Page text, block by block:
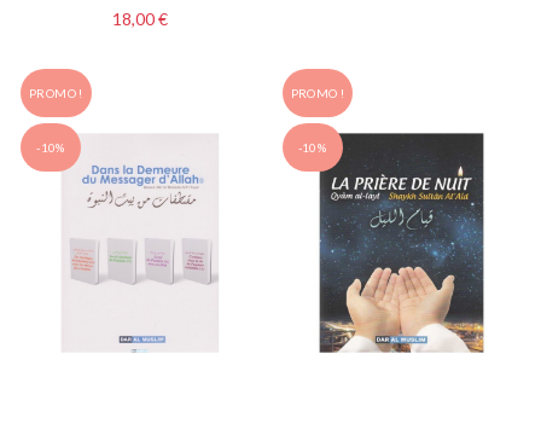
18,00 €
PROMO !
-10%
PROMO !
-10%